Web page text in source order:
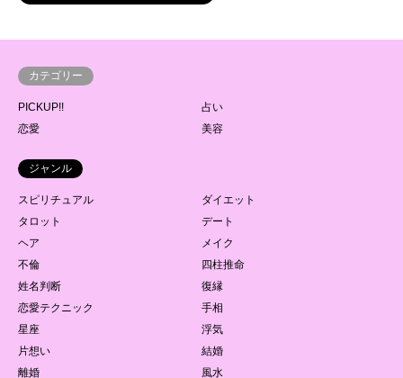
カテゴリー
PICKUP!!
占い
恋愛
美容
ジャンル
スピリチュアル
ダイエット
タロット
デート
ヘア
メイク
不倫
四柱推命
姓名判断
復縁
恋愛テクニック
手相
星座
浮気
片想い
結婚
離婚
風水